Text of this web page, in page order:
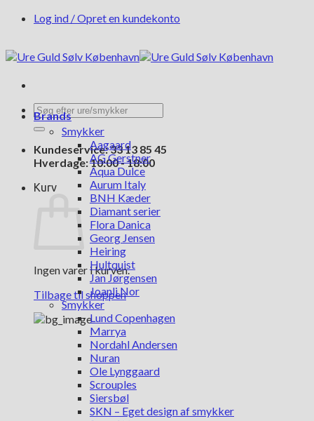
FortsætLog ind / Opret en kundekonto
Søg
efter:
Kundeservice: 33 13 85 45
Hverdage: 10:00 - 18:00
Kurv
Ingen varer i kurven.
Tilbage til shoppen
Brands
Smykker
Aagaard
AG Gerstner
Aqua Dulce
Aurum Italy
BNH Kæder
Diamant serier
Flora Danica
Georg Jensen
Heiring
Hultquist
Jan Jørgensen
Joanli Nor
Smykker
Lund Copenhagen
Marrya
Nordahl Andersen
Nuran
Ole Lynggaard
Scrouples
Siersbøl
SKN – Eget design af smykker